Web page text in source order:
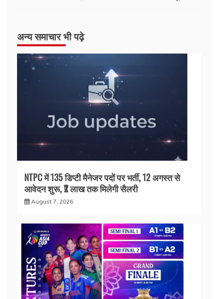
अन्य समाचार भी पढ़े
NTPC में 135 डिप्टी मैनेजर पदों पर भर्ती, 12 अगस्त से
आवेदन शुरू, ₹2 लाख तक मिलेगी सैलरी
August 7, 2026